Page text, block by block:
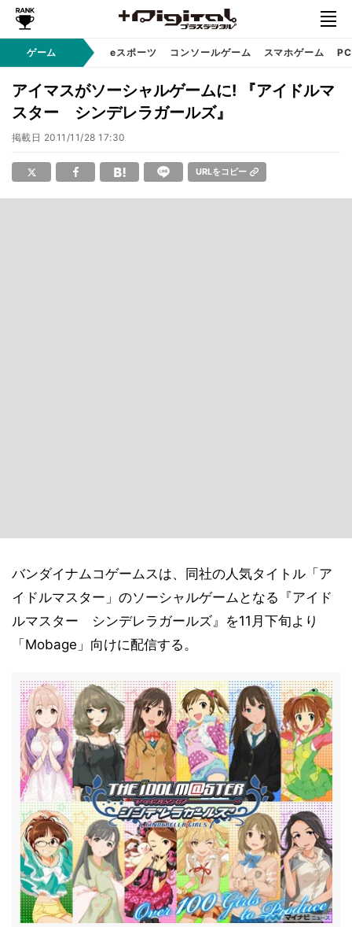
ゲーム eスポーツ コンソールゲーム スマホゲーム
アイマスがソーシャルゲームに! 『アイドルマ
スター シンデレラガールズ』
掲載日 2011/11/28 17:30
URLをコピー
バンダイナムコゲームスは、同社の人気タイトル「ア
イドルマスター」のソーシャルゲームとなる『アイド
ルマスター シンデレラガールズ』を11月下旬より
「Mobage」向けに配信する。